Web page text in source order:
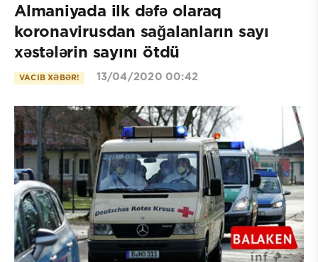
Almaniyada ilk dəfə olaraq
koronavirusdan sağalanların sayı
xəstələrin sayını ötdü
VACIB XƏBƏR! 13/04/2020 00:42